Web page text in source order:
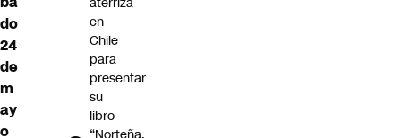
do
24
de
m
ay
o
en
Chile
para
presentar
su
libro
“Norteña.